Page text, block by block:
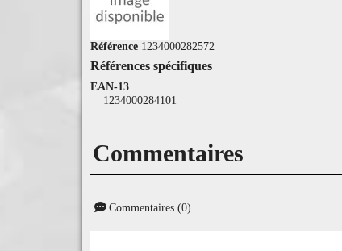
Référence 1234000282572
Références spécifiques
EAN-13
1234000284101
Commentaires
Commentaires (0)